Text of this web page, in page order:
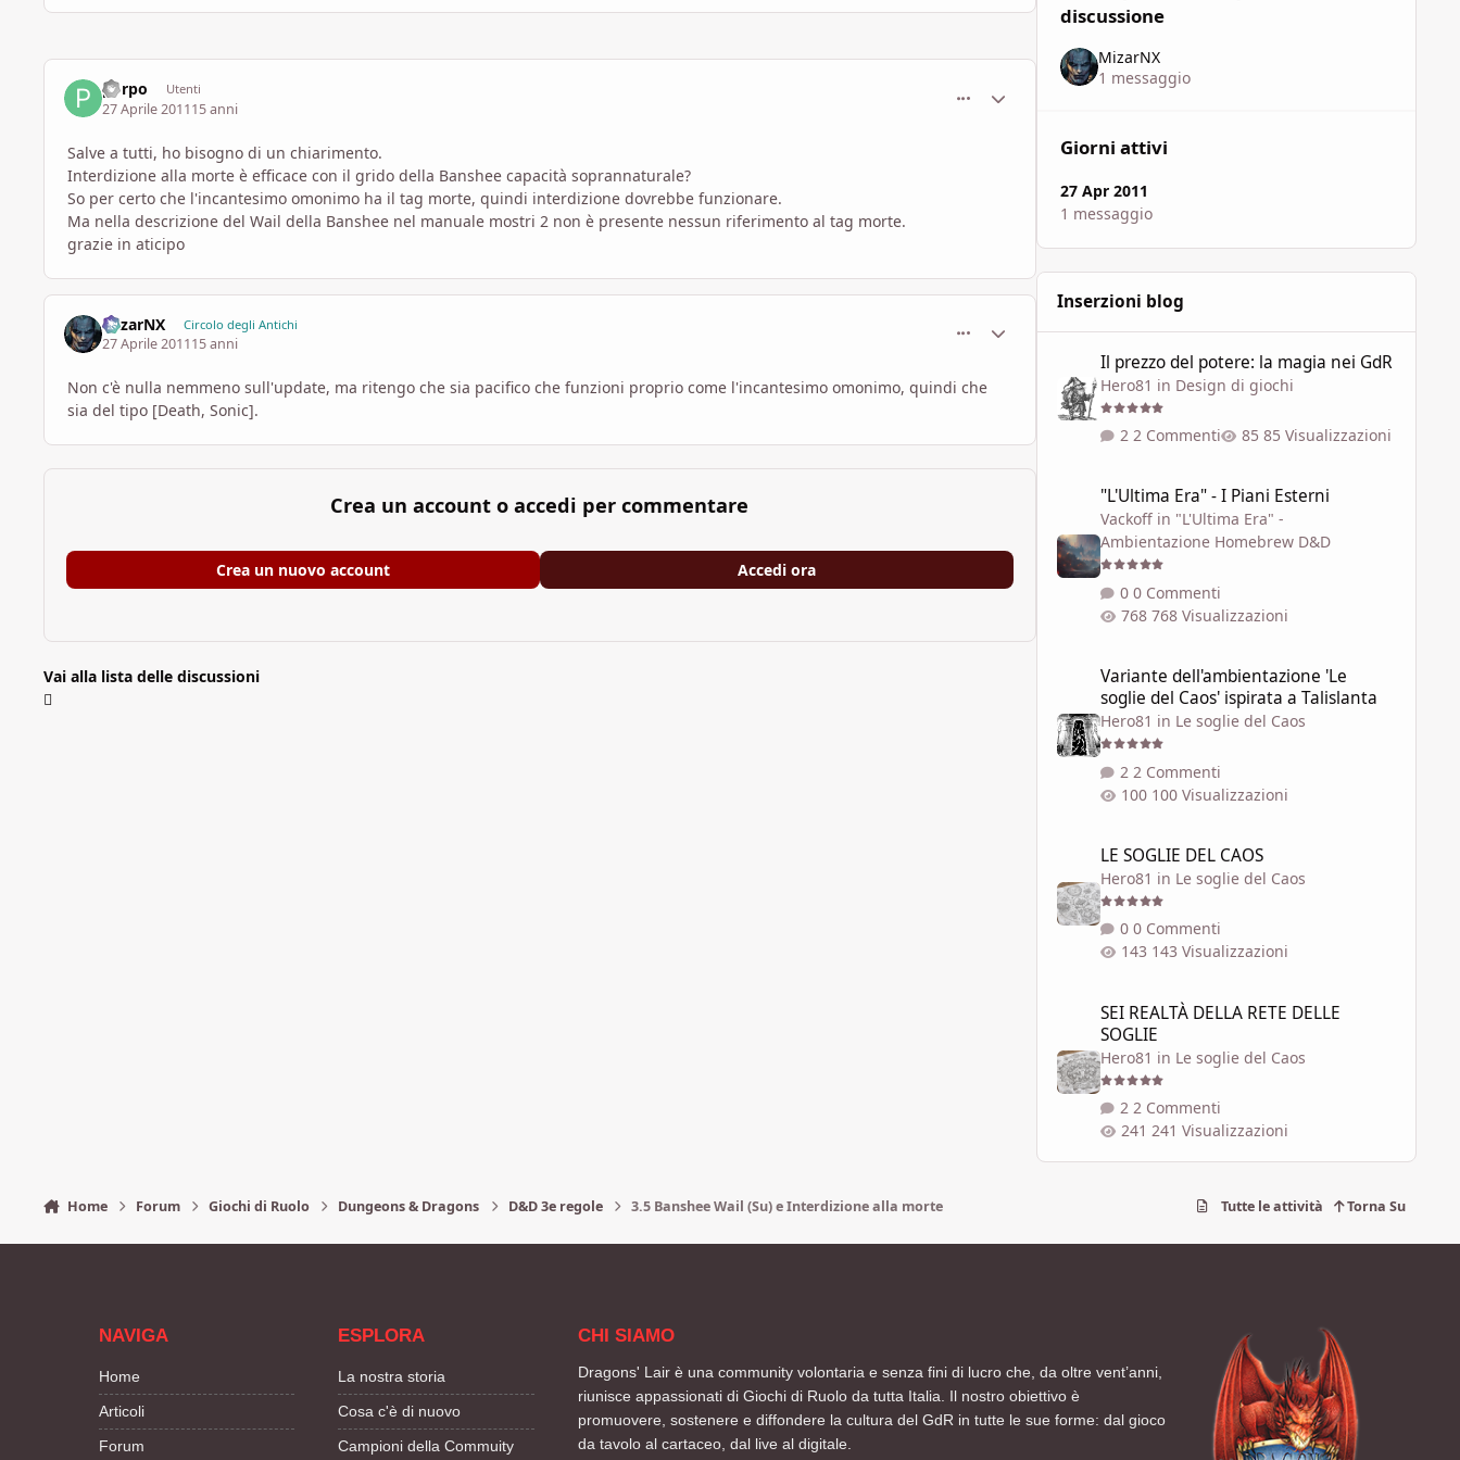
porpo Utenti
27 Aprile 201115 anni
comment_591339
Statistiche Autore
Salve a tutti, ho bisogno di un chiarimento.
Interdizione alla morte è efficace con il grido della Banshee capacità soprannaturale?
So per certo che l'incantesimo omonimo ha il tag morte, quindi interdizione dovrebbe funzionare.
Ma nella descrizione del Wail della Banshee nel manuale mostri 2 non è presente nessun riferimento al tag morte.
grazie in aticipo
MizarNX Circolo degli Antichi
27 Aprile 201115 anni
Non c'è nulla nemmeno sull'update, ma ritengo che sia pacifico che funzioni proprio come l'incantesimo omonimo, quindi che
sia del tipo [Death, Sonic].
Crea un account o accedi per commentare
Crea un nuovo account Accedi ora
Vai alla lista delle discussioni
discussione
MizarNX
1 messaggio
Giorni attivi
27 Apr 2011
1 messaggio
Inserzioni blog
Il prezzo del potere: la magia nei GdR
Hero81 in Design di giochi
2 Commenti 85 Visualizzazioni
"L'Ultima Era" - I Piani Esterni
"L'Ultima Era" - I Piani Esterni
Vackoffin "L'Ultima Era" -
Ambientazione Homebrew D&D
0 Commenti
768 Visualizzazioni
Variante dell'ambientazione 'Le
soglie del Caos' ispirata a Talislanta
Hero81 in Le soglie del Caos
2 Commenti
100 Visualizzazioni
LE SOGLIE DEL CAOS
Hero81 in Le soglie del Caos
0 Commenti
143 Visualizzazioni
SEI REALTÀ DELLA RETE DELLE
SOGLIE
Hero81 in Le soglie del Caos
2 Commenti
241 Visualizzazioni
Home Forum Giochi di Ruolo Dungeons & Dragons D&D 3e regole 3.5 Banshee Wail (Su) e Interdizione alla morte Tutte le attività Torna Su
NAVIGA
Home
Articoli
Forum
ESPLORA
La nostra storia
Cosa c'è di nuovo
Campioni della Commuity
CHI SIAMO
Dragons' Lair è una community volontaria e senza fini di lucro che, da oltre vent’anni,
riunisce appassionati di Giochi di Ruolo da tutta Italia. Il nostro obiettivo è
promuovere, sostenere e diffondere la cultura del GdR in tutte le sue forme: dal gioco
da tavolo al cartaceo, dal live al digitale.